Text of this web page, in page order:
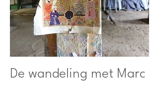
De wandeling met Marc